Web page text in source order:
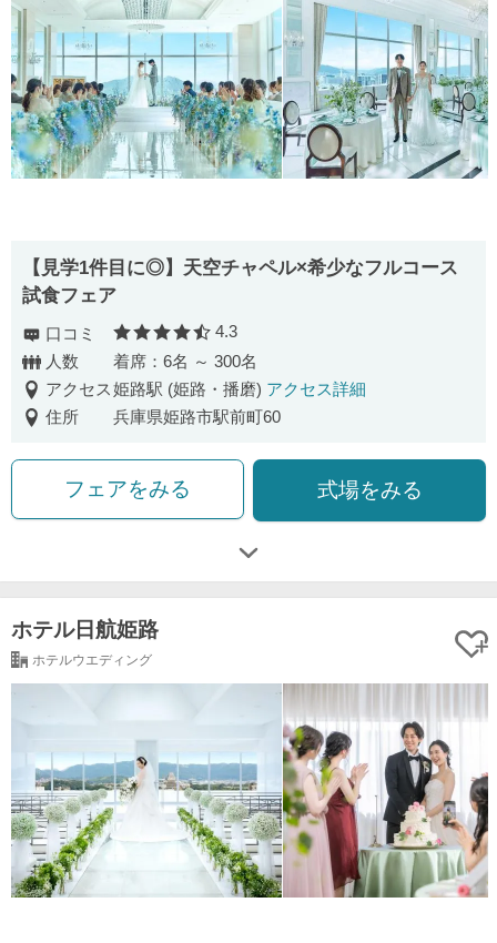
【見学1件目に◎】天空チャペル×希少なフルコース
試食フェア
口コミ 口コミ評価
4.3
人数
着席：6名 ～ 300名
アクセス姫路駅 (姫路・播磨) アクセス詳細
住所
兵庫県姫路市駅前町60
フェアをみる 式場をみる
ホテル日航姫路
ホテルウエディング